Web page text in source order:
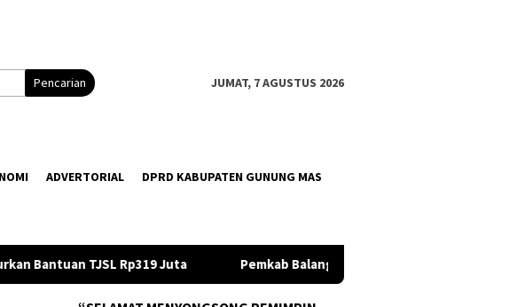
Pencarian JUMAT, 7 AGUSTUS 2026
ADVERTORIAL DPRD KABUPATEN GUNUNG MAS
Pemkab Balangan Salurkan Bantuan Pendidikan Rp35 Juta untuk 195